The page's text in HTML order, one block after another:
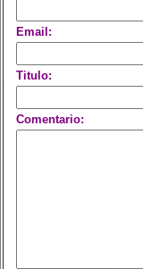
Email:
Titulo:
Comentario: